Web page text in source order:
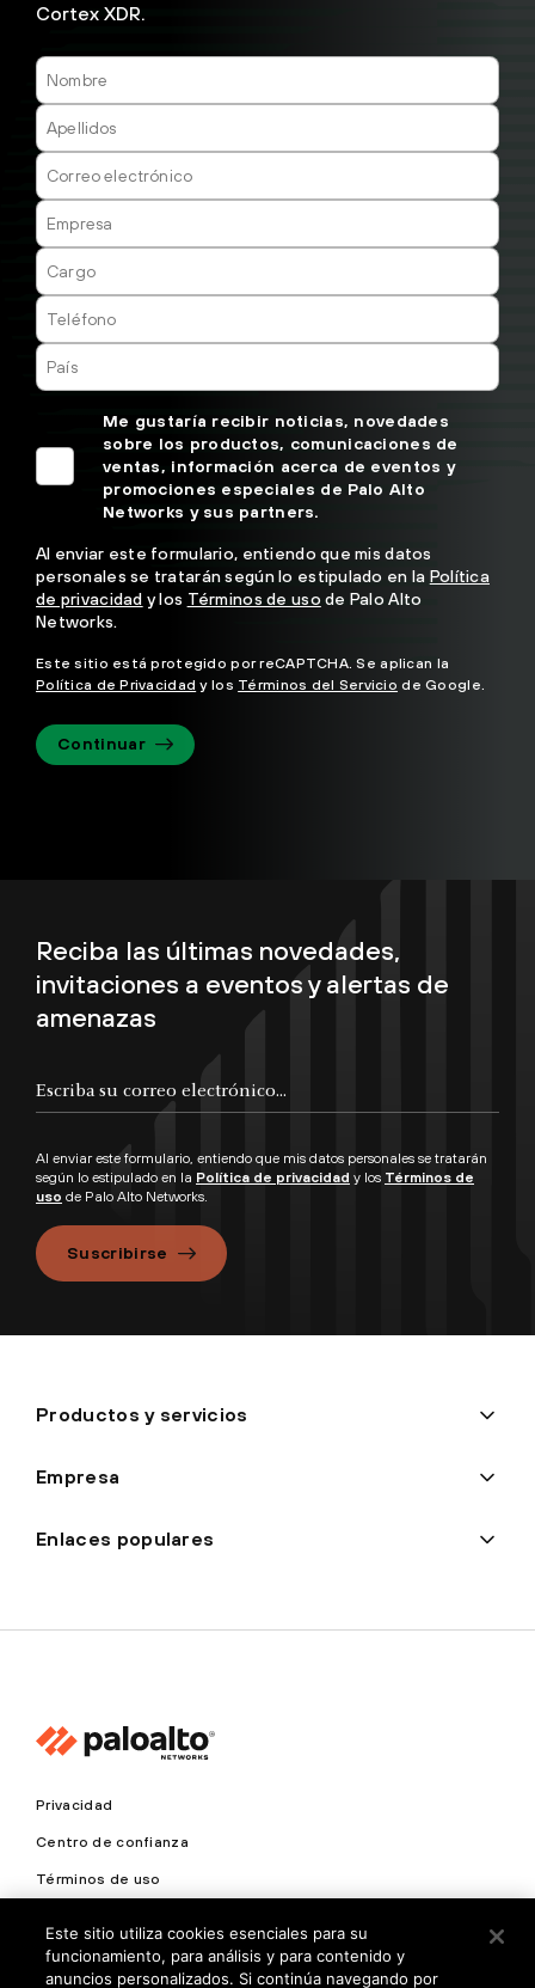
Cortex XDR.
Me gustaría recibir noticias, novedades
sobre los productos, comunicaciones de
ventas, información acerca de eventos y
promociones especiales de Palo Alto
Networks y sus partners.
Al enviar este formulario, entiendo que mis datos
personales se tratarán según lo estipulado en la Política
de privacidad y los Términos de uso de Palo Alto
Networks.
Este sitio está protegido por reCAPTCHA. Se aplican la
Política de Privacidad y los Términos del Servicio de Google.
Continuar
Reciba las últimas novedades,
invitaciones a eventos y alertas de
amenazas
Al enviar este formulario, entiendo que mis datos personales se tratarán
según lo estipulado en la Política de privacidad y los Términos de
uso de Palo Alto Networks.
Suscribirse
Productos y servicios
Empresa
Enlaces populares
Privacidad
Centro de confianza
Términos de uso
Copyright © 2026 Palo Alto Networks. Todos los derechos
Este sitio utiliza cookies esenciales para su
funcionamiento, para análisis y para contenido y
anuncios personalizados. Si continúa navegando por